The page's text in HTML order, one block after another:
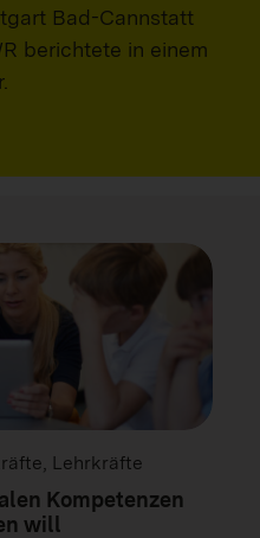
Bad-Cannstatt
berichtete in einem
Lehrkräfte
Kompetenzen
will